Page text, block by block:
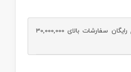
ارسال رایگان سفارشات بالای 30,000,000